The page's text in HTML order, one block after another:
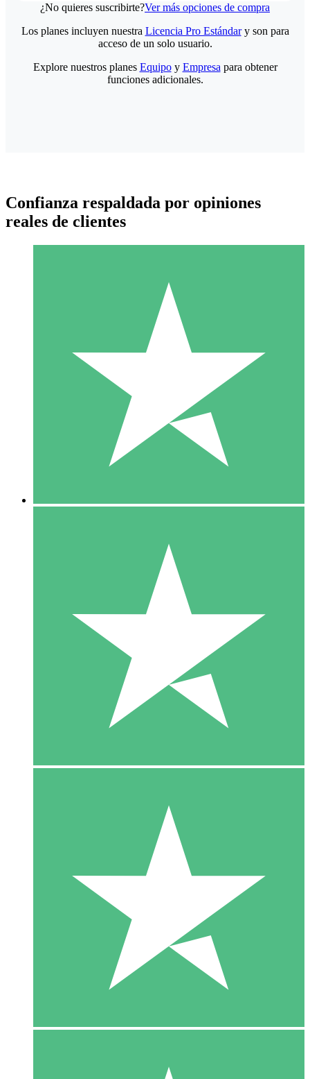
¿No quieres suscribirte?Ver más opciones de compra
Paquetes de Créditos Individuales
Paga según el uso con créditos de descarga. Sin compromiso
10 00
10 Descargas
20 00
Los planes incluyen nuestra Licencia Pro Estándary son para
acceso de un solo usuario.
Explore nuestros planes Equipoy Empresa para obtener
funciones adicionales.
Confianza respaldada por opiniones
reales de clientes